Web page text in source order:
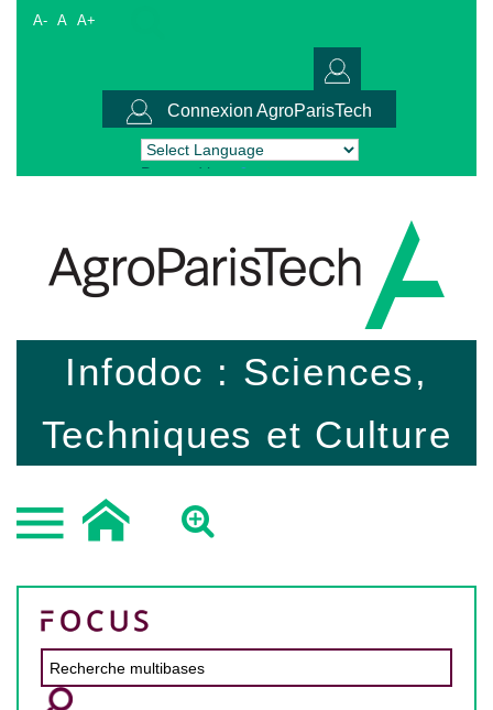
A- A A+
Connexion AgroParisTech
Powered by Translate
Infodoc : Sciences,
Techniques et Culture